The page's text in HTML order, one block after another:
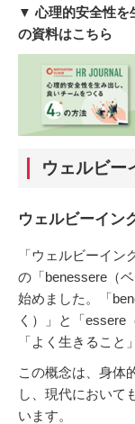
▼ 心理的安全性を
の資料はこちら
ウェルビー
ウェルビーイン
「ウェルビーイ
の「benessere（
始めました。​「
く）」と「essere
「よく生きること
この概念は、身体
し、現代において
います。